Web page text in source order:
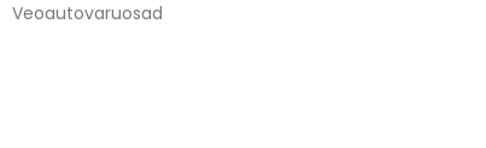
Veoautovaruosad